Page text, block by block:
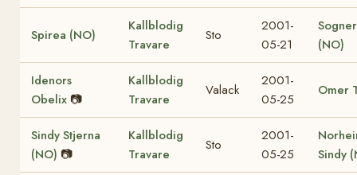
Spirea (NO)
Kallblodig
Travare
Sto
2001-
05-21
(NO)
Idenors
Obelix 📷
Kallblodig
Travare
Valack
2001-
05-25
Omer
Sindy Stjerna
(NO) 📷
Kallblodig
Travare
Sto
2001-
05-25
Sindy